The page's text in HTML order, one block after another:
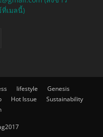
เมลนี้)
lifestyle
Genesis
Hot Issue
Sustainability